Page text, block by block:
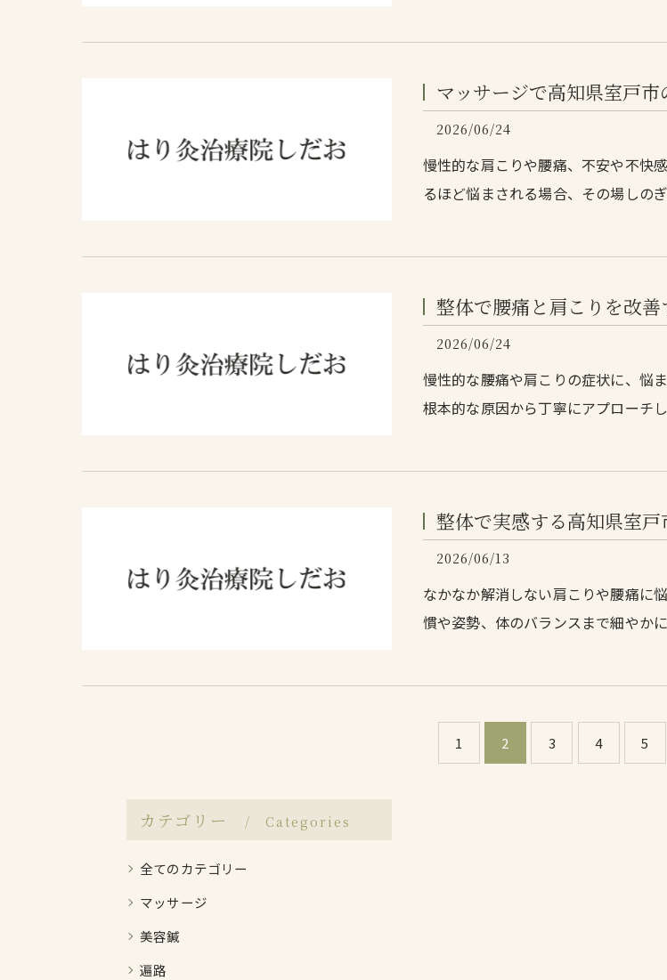
マッサージで高知県室戸
2026/06/24
慢性的な肩こりや腰痛、不安や不快
るほど悩まされる場合、その場しの
整体で腰痛と肩こりを改
2026/06/24
慢性的な腰痛や肩こりの症状に、悩
根本的な原因から丁寧にアプローチ
整体で実感する高知県室
2026/06/13
なかなか解消しない肩こりや腰痛に
慣や姿勢、体のバランスまで細やか
1 2 3 4 5
カテゴリー Categories
全てのカテゴリー
マッサージ
美容鍼
遍路